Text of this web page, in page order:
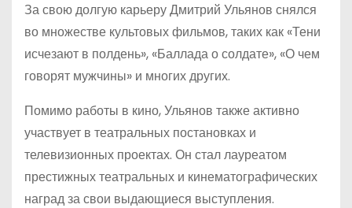
За свою долгую карьеру Дмитрий Ульянов снялся
во множестве культовых фильмов, таких как «Тени
исчезают в полдень», «Баллада о солдате», «О чем
говорят мужчины» и многих других.
Помимо работы в кино, Ульянов также активно
участвует в театральных постановках и
телевизионных проектах. Он стал лауреатом
престижных театральных и кинематографических
наград за свои выдающиеся выступления.